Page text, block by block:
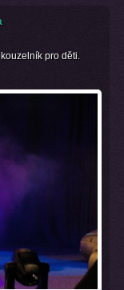
pro děti.